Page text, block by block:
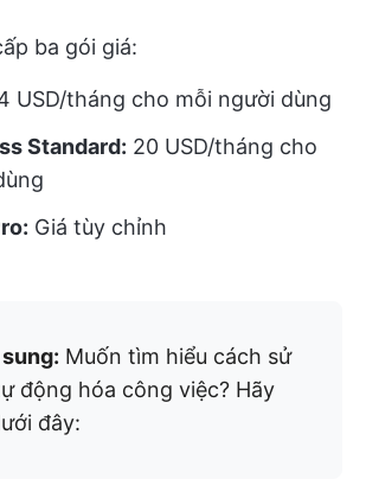
ba gói giá:
USD/tháng cho mỗi người dùng
Standard: 20 USD/tháng cho
Giá tùy chỉnh
Muốn tìm hiểu cách sử
động hóa công việc? Hãy
đây: